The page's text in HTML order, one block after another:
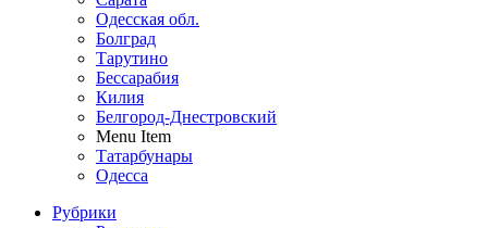
Одесская обл.
Болград
Тарутино
Бессарабия
Килия
Белгород-Днестровский
Menu Item
Татарбунары
Одесса
Рубрики